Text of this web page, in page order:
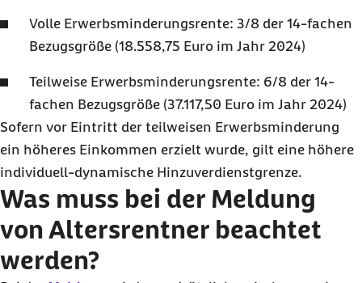
Volle Erwerbsminderungsrente: 3/8 der 14-fachen
Bezugsgröße (18.558,75 Euro im Jahr 2024)
Teilweise Erwerbsminderungsrente: 6/8 der 14-
fachen Bezugsgröße (37.117,50 Euro im Jahr 2024)
Sofern vor Eintritt der teilweisen Erwerbsminderung
ein höheres Einkommen erzielt wurde, gilt eine höhere
individuell-dynamische Hinzuverdienstgrenze.
Was muss bei der Meldung
von Altersrentner beachtet
werden?